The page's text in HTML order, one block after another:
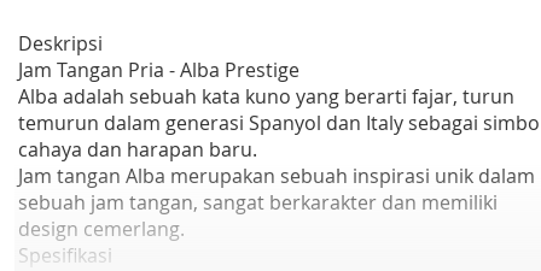
Deskripsi
Jam Tangan Pria - Alba Prestige
Alba adalah sebuah kata kuno yang berarti fajar, turun
temurun dalam generasi Spanyol dan Italy sebagai
cahaya dan harapan baru.
Jam tangan Alba merupakan sebuah inspirasi unik dalam
sebuah jam tangan, sangat berkarakter dan memiliki
design cemerlang.
Spesifikasi